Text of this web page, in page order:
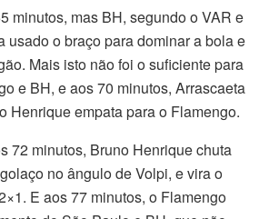
minutos, mas BH, segundo o VAR e
usado o braço para dominar a bola e
Mais isto não foi o suficiente para
e BH, e aos 70 minutos, Arrascaeta
Henrique empata para o Flamengo.
72 minutos, Bruno Henrique chuta
no ângulo de Volpi, e vira o
E aos 77 minutos, o Flamengo